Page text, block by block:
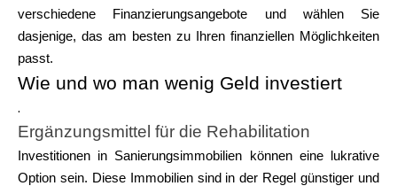
Finanzierung erhalten
ask@scrambleup.com
+372 712 2955
verschiedene Finanzierungsangebote und wählen Sie
dasjenige, das am besten zu Ihren finanziellen Möglichkeiten
passt.
Wie und wo man wenig Geld investiert
.
Ergänzungsmittel für die Rehabilitation
Investitionen in Sanierungsimmobilien können eine lukrative
Option sein. Diese Immobilien sind in der Regel günstiger und